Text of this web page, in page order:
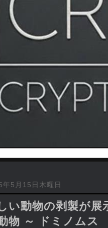
年5月15日木曜日
い動物の剥製が展
物 ～ ドミノムス